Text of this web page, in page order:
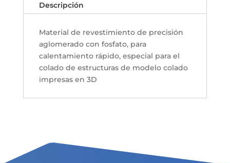
Descripción
Material de revestimiento de precisión
aglomerado con fosfato, para
calentamiento rápido, especial para el
colado de estructuras de modelo colado
impresas en 3D